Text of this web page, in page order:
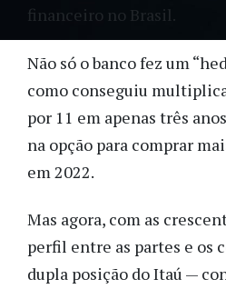
financeiro no Brasil.
Não só o banco fez um
como conseguiu
por 11 em apenas três
na opção para comprar
em 2022.
Mas agora, com as
perfil entre as partes e os
dupla posição do Itaú —